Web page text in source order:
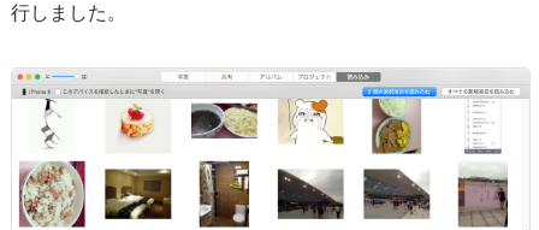
行しました。